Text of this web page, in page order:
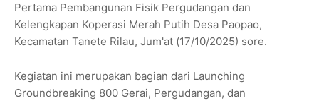
Pertama Pembangunan Fisik Pergudangan dan
Kelengkapan Koperasi Merah Putih Desa Paopao,
Kecamatan Tanete Rilau, Jum'at (17/10/2025) sore.
Kegiatan ini merupakan bagian dari Launching
Groundbreaking 800 Gerai, Pergudangan, dan